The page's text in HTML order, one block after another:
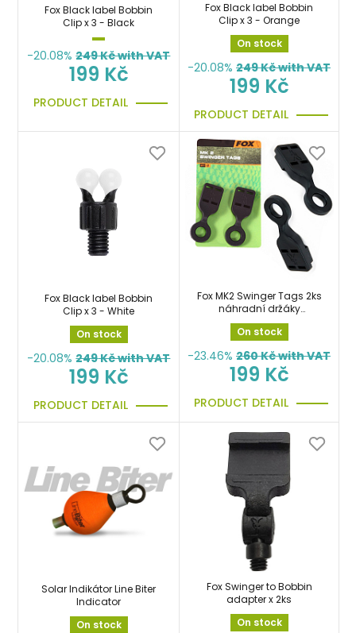
Fox Black label Bobbin
Clip x 3 - Black
-20.08% 249Kč with VAT
199 Kč
PRODUCT DETAIL
Fox Black label Bobbin
Clip x 3 - Orange
On stock
-20.08% 249Kč with VAT
199 Kč
PRODUCT DETAIL
Fox Black label Bobbin
Clip x 3 - White
On stock
-20.08% 249Kč with VAT
199 Kč
PRODUCT DETAIL
Fox MK2 Swinger Tags 2ks
náhradní držáky
swingerů
On stock
-23.46% 260Kč with VAT
199 Kč
PRODUCT DETAIL
Solar Indikátor Line Biter
Indicator
On stock
Fox Swinger to Bobbin
adapter x 2ks
On stock